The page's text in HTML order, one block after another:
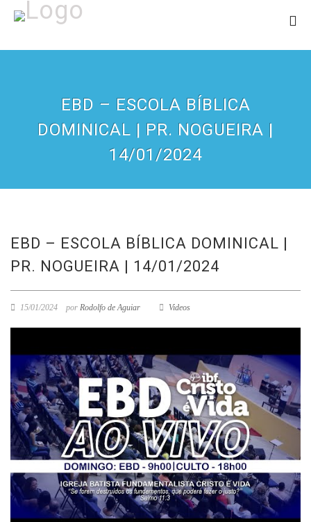
EBD – ESCOLA BÍBLICA
DOMINICAL | PR. NOGUEIRA |
14/01/2024
EBD – ESCOLA BÍBLICA DOMINICAL |
PR. NOGUEIRA | 14/01/2024
15/01/2024 por Rodolfo de Aguiar Videos